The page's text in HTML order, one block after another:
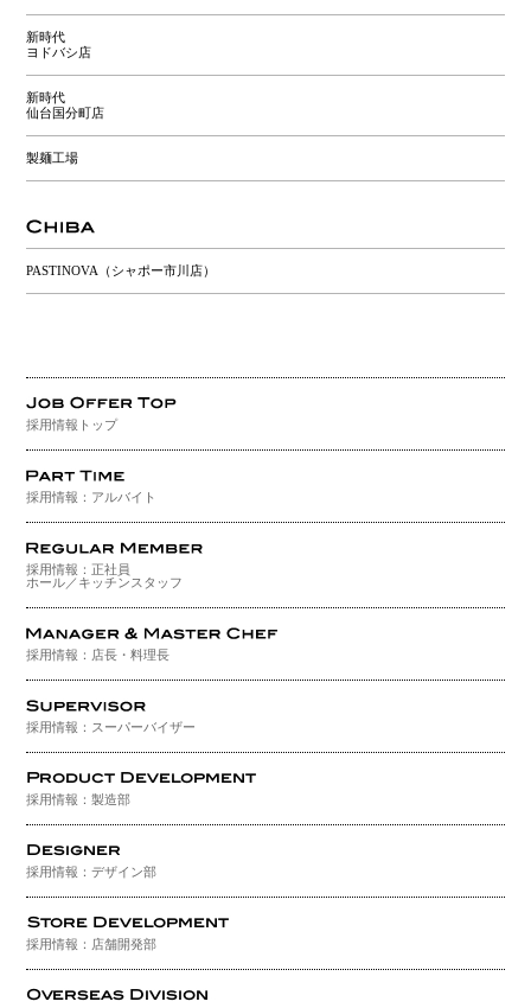
新時代
ヨドバシ店
新時代
仙台国分町店
製麺工場
PASTINOVA（シャポー市川店）
採用情報トップ
採用情報：アルバイト
採用情報：正社員
ホール／キッチンスタッフ
採用情報：店長・料理長
採用情報：スーパーバイザー
採用情報：製造部
採用情報：デザイン部
採用情報：店舗開発部